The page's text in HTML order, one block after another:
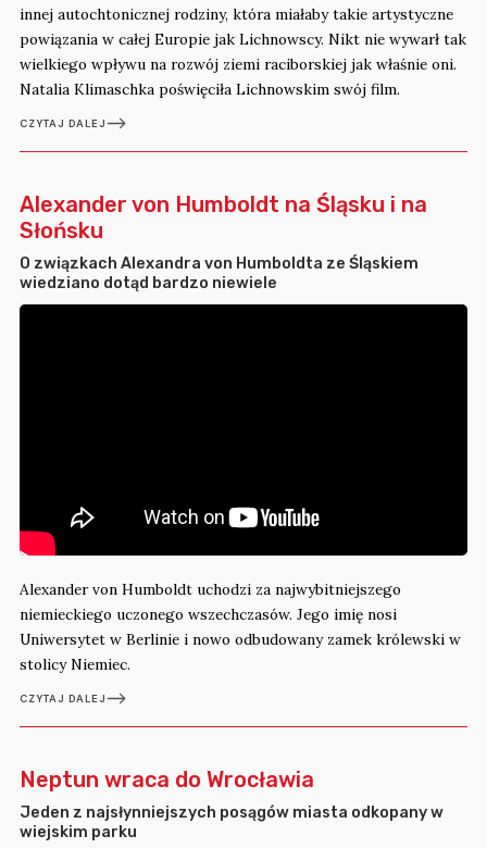
innej autochtonicznej rodziny, która miałaby takie artystyczne
powiązania w całej Europie jak Lichnowscy. Nikt nie wywarł tak
wielkiego wpływu na rozwój ziemi raciborskiej jak właśnie oni.
Natalia Klimaschka poświęciła Lichnowskim swój film.
CZYTAJ DALEJ
Alexander von Humboldt na Śląsku i na
Słońsku
O związkach Alexandra von Humboldta ze Śląskiem
wiedziano dotąd bardzo niewiele
Alexander von Humboldt uchodzi za najwybitniejszego
niemieckiego uczonego wszechczasów. Jego imię nosi
Uniwersytet w Berlinie i nowo odbudowany zamek królewski w
stolicy Niemiec.
CZYTAJ DALEJ
Neptun wraca do Wrocławia
Jeden z najsłynniejszych posągów miasta odkopany w
wiejskim parku